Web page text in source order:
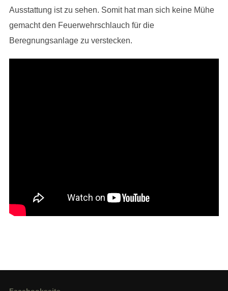
Ausstattung ist zu sehen. Somit hat man sich keine Mühe
gemacht den Feuerwehrschlauch für die
Beregnungsanlage zu verstecken.